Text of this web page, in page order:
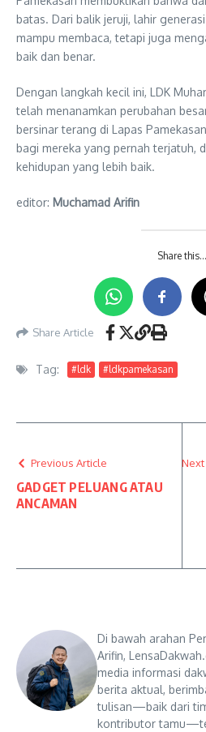
batas. Dari balik jeruji, lahir
mampu membaca, tetapi juga
baik dan benar.
Dengan langkah kecil ini, LDK
telah menanamkan perubahan
bersinar terang di Lapas
bagi mereka yang pernah terjatuh,
kehidupan yang lebih baik.
editor: Muchamad Arifin
Share this…
Share Article
Tag: #ldk #ldkpamekasan
Previous Article
GADGET PELUANG ATAU
ANCAMAN
Di bawah arahan
Arifin,
media informasi
berita aktual,
tulisan—baik dari
kontributor